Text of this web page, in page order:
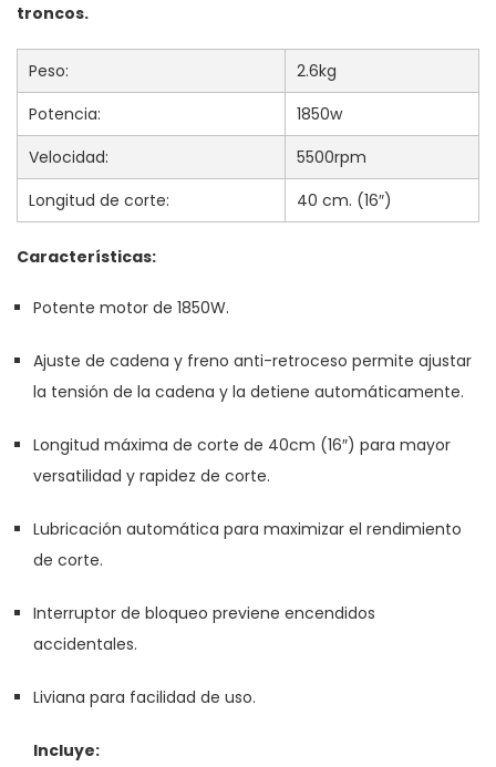
troncos.
Peso:
2.6kg
Potencia:
1850w
Velocidad:
5500rpm
Longitud de corte:
40 cm. (16″)
Características:
Potente motor de 1850W.
Ajuste de cadena y freno anti-retroceso permite ajustar
la tensión de la cadena y la detiene automáticamente.
Longitud máxima de corte de 40cm (16″) para mayor
versatilidad y rapidez de corte.
Lubricación automática para maximizar el rendimiento
de corte.
Interruptor de bloqueo previene encendidos
accidentales.
Liviana para facilidad de uso.
Incluye: